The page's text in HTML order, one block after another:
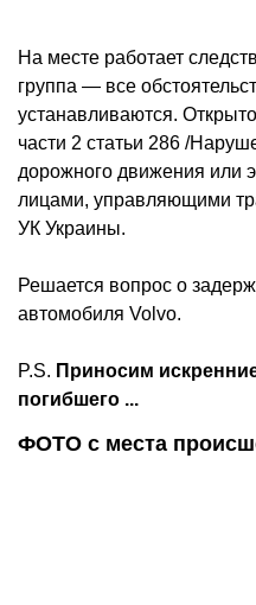
На месте работает
группа — все
устанавливаются.
части 2 статьи 286 /
дорожного движения или
лицами, управляющими
УК Украины.
Решается вопрос о
автомобиля Volvo.
P.S. Приносим
погибшего ...
ФОТО с места